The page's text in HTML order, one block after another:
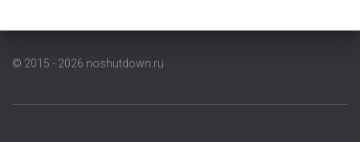
© 2015 - 2026 noshutdown.ru